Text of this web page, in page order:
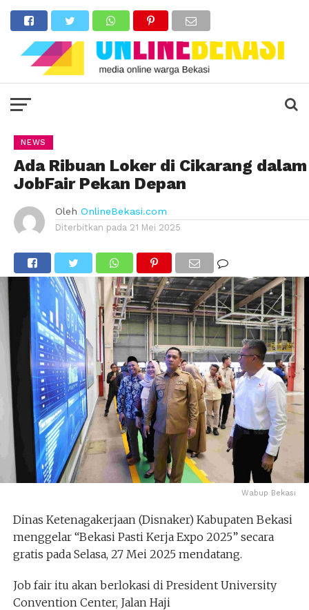
NEWS
Ada Ribuan Loker di Cikarang dalam
JobFair Pekan Depan
Oleh OnlineBekasi.com
Diterbitkan pada 21 Mei 2025
Wabup Bekasi
Dinas Ketenagakerjaan (Disnaker) Kabupaten Bekasi
menggelar “Bekasi Pasti Kerja Expo 2025” secara
gratis pada Selasa, 27 Mei 2025 mendatang.
Job fair itu akan berlokasi di President University
Convention Center, Jalan Haji